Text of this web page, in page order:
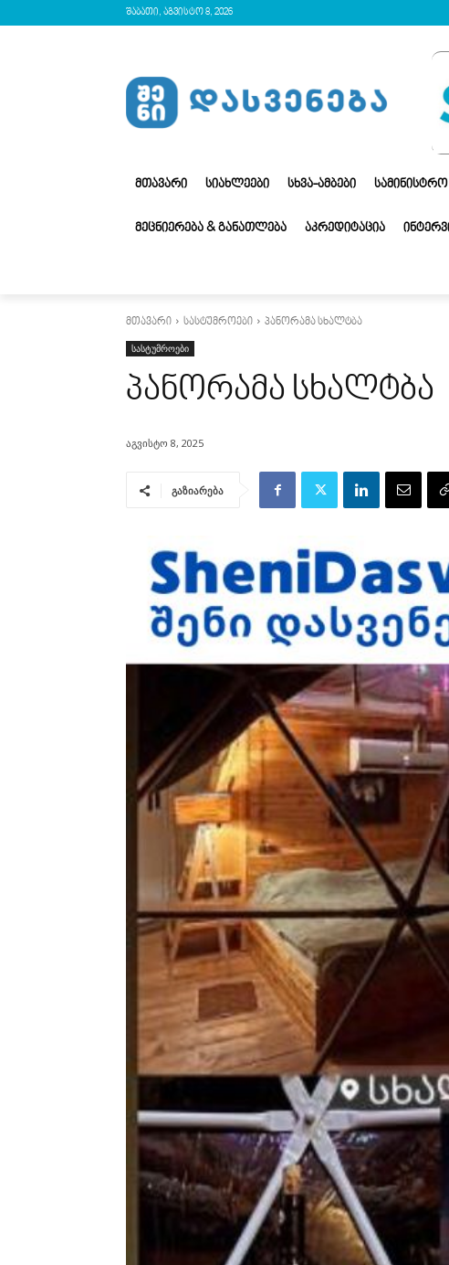
შაბათი, აგვისტო 8, 2026
ᲛᲗᲐᲕᲐᲠᲘ ᲡᲘᲐᲮᲚᲔᲔᲑᲘ ᲡᲮᲕᲐ-ᲐᲛᲑᲔᲑᲘ ᲡᲐᲛᲘᲜᲘᲡᲢᲠᲝ
ᲛᲔᲪᲜᲘᲔᲠᲔᲑᲐ & ᲒᲐᲜᲐᲗᲚᲔᲑᲐ ᲐᲙᲠᲔᲓᲘᲢᲐᲪᲘᲐ
მთავარი სასტუმროები პანორამა სხალტბა
სასტუმროები
პანორამა სხალტბა
აგვისტო 8, 2025
გაზიარება